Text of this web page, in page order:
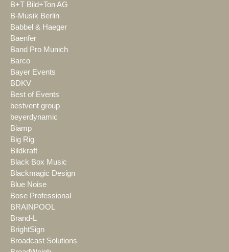
B+T Bild+Ton AG
B-Musik Berlin
Babbel & Haeger
Baenfer
Band Pro Munich
Barco
Bayer Events
BDKV
Best of Events
bestvent group
beyerdynamic
Biamp
Big Rig
Bildkraft
Black Box Music
Blackmagic Design
Blue Noise
Bose Professional
BRAINPOOL
Brand-L
BrightSign
Broadcast Solutions